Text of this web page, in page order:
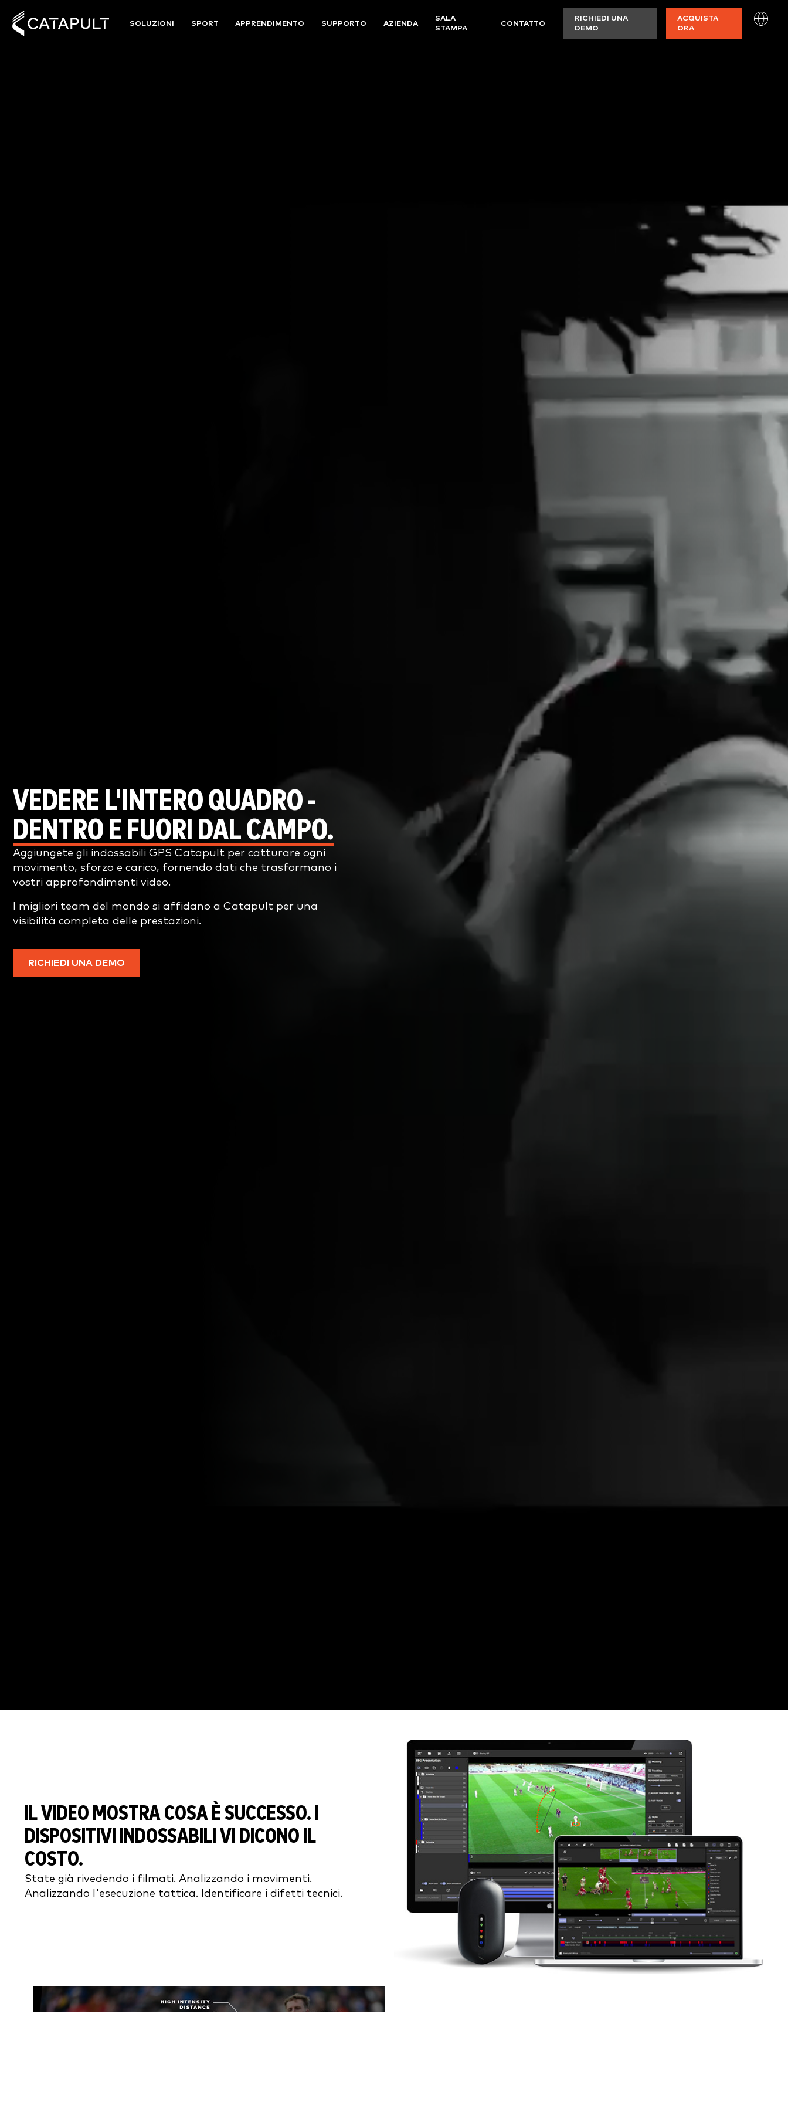
SOLUZIONI SPORT APPRENDIMENTO SUPPORTO AZIENDA
SALA
STAMPA
CONTATTO
RICHIEDI UNA
DEMO
ACQUISTA
ORA
IT
VEDERE L'INTERO QUADRO -
DENTRO E FUORI DAL CAMPO.
Aggiungete gli indossabili GPS Catapult per catturare ogni
movimento, sforzo e carico, fornendo dati che trasformano i
vostri approfondimenti video.
I migliori team del mondo si affidano a Catapult per una
visibilità completa delle prestazioni.
RICHIEDI UNA DEMO
IL VIDEO MOSTRA COSA È SUCCESSO. I
DISPOSITIVI INDOSSABILI VI DICONO IL
COSTO.
State già rivedendo i filmati. Analizzando i movimenti.
Analizzando l'esecuzione tattica. Identificare i difetti tecnici.